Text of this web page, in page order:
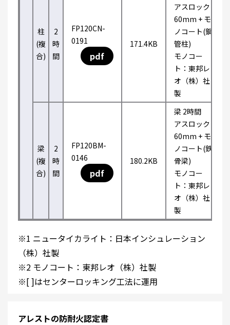
柱
(複
合)
2
時
間
FP120CN-
0191
pdf
171.4KB
アスロック
60mm + モ
ノコート(鋼
管柱)
モノコー
ト：東邦レ
オ（株）社
製
梁
(複
合)
2
時
間
FP120BM-
0146
pdf
180.2KB
梁 2時間
アスロック
60mm + モ
ノコート(鉄
骨梁)
モノコー
ト：東邦レ
オ（株）社
製
※1 ニュータイカライト：日本インシュレーション
（株）社製
※2 モノコート：東邦レオ（株）社製
※[ ]はセンターロッキング工法に運用
アレストの防耐火認定書